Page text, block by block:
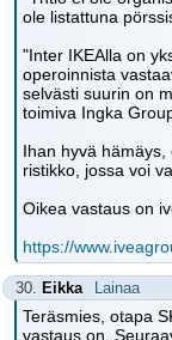
ole listattuna
"Inter IKEAlla on
operoinnista
selvästi suurin on
toimiva Ingka
Ihan hyvä
ristikko, jossa voi
Oikea vastaus on
https://
30. Eikka Lainaa
Teräsmies, otapa
vastaus on.